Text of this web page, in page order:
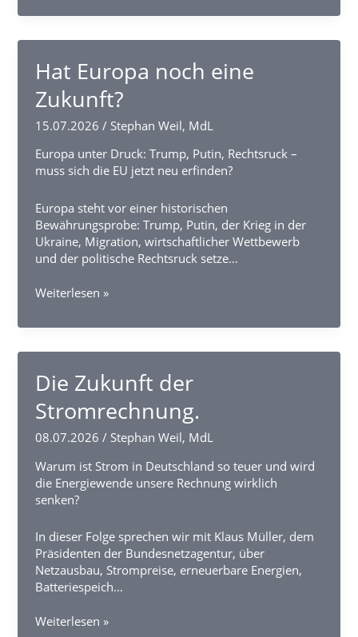
zurück
Zukunft
der
Energiewende?!
Hat Europa noch eine
Zukunft?
15.07.2026/ Stephan Weil, MdL
Europa unter Druck: Trump, Putin, Rechtsruck –
muss sich die EU jetzt neu erfinden?
Europa steht vor einer historischen
Bewährungsprobe: Trump, Putin, der Krieg in der
Ukraine, Migration, wirtschaftlicher Wettbewerb
und der politische Rechtsruck setze…
Hat
noch
Weiterlesen »
Die Zukunft der
Stromrechnung.
08.07.2026/ Stephan Weil, MdL
Warum ist Strom in Deutschland so teuer und wird
die Energiewende unsere Rechnung wirklich
senken?
In dieser Folge sprechen wir mit Klaus Müller, dem
Präsidenten der Bundesnetzagentur, über
Netzausbau, Strompreise, erneuerbare Energien,
Batteriespeich…
Die
Weiterlesen »